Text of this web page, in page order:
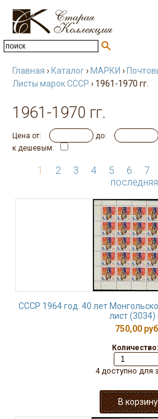
Главная › Каталог› МАРКИ ›
Листы марок СССР › 1961-1970 гг.
1961-1970 гг.
Цена от: до:
к дешевым:
1 2 3 4 5 6 7
СССР 1964 год. 40 лет
лист (3034)
750,00
Количество:
4 доступно для